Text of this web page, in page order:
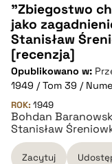
CZYSTY TEKST
pobierz cytat
BIBTEX
pobierz cytat
"Zbiegostwo
jako
Stanisław
[recenzja]
Opublikowano w:
1949 / Tom 39 /
ROK: 1949
Bohdan
Stanisław
Zacytuj